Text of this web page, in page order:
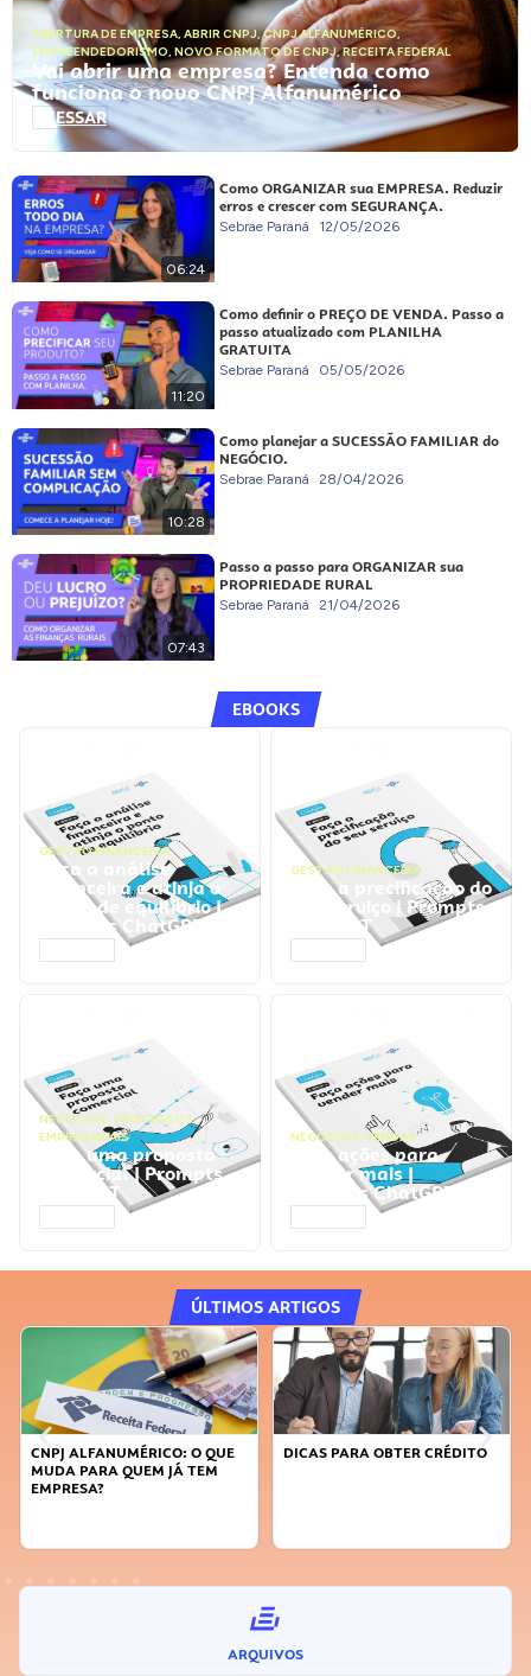
ABERTURA DE EMPRESA, ABRIR CNPJ,CNPJ ALFANUMÉRICO,
EMPREENDEDORISMO, NOVO FORMATO DE CNPJ,RECEITA FEDERAL
Vai abrir uma empresa? Entenda como
funciona o novo CNPJ Alfanumérico
ACESSAR
06:24
Como ORGANIZAR sua EMPRESA. Reduzir
erros e crescer com SEGURANÇA.
Sebrae Paraná 12/05/2026
11:20
Como definir o PREÇO DE VENDA. Passo a
passo atualizado com PLANILHA
GRATUITA
Sebrae Paraná 05/05/2026
10:28
Como planejar a SUCESSÃO FAMILIAR do
NEGÓCIO.
Sebrae Paraná 28/04/2026
07:43
Passo a passo para ORGANIZAR sua
PROPRIEDADE RURAL
Sebrae Paraná 21/04/2026
EBOOKS
GESTÃO FINANCEIRA
Faça a análise
financeira e atinja o
ponto de equilíbrio |
Prompts ChatGPT
GESTÃO FINANCEIRA
Faça a precificação do
seu serviço | Prompts
ChatGPT
NEGÓCIOS, PROCESSOS
EMPRESARIAIS
Faça uma proposta
comercial | Prompts
ChatGPT
NEGÓCIOS, VENDAS
Faça ações para
vender mais |
Prompts ChatGPT
ÚLTIMOS ARTIGOS
DICAS PARA OBTER CRÉDITO
FAÇA A DIFERENÇA: SEJA
ARQUIVOS